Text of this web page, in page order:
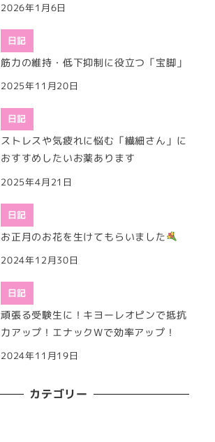
2026年1月6日
日記
筋力の維持・低下抑制に役立つ「宝脚」
2025年11月20日
日記
ストレスや気疲れに悩む「繊細さん」に
おすすめしたいお薬あります
2025年4月21日
日記
お正月のお花を生けてもらいました
2024年12月30日
日記
頑張る受験生に！キヨーレオピンで抵抗
力アップ！エナックWで効率アップ！
2024年11月19日
カテゴリー